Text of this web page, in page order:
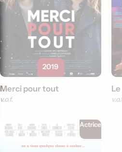
2019
Merci pour tout
v.o.f.
Actrice